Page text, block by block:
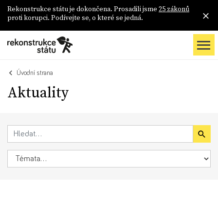
Rekonstrukce státu je dokončena. Prosadili jsme 25 zákonů
proti korupci. Podívejte se, o které se jedná.
Úvodní strana
Aktuality